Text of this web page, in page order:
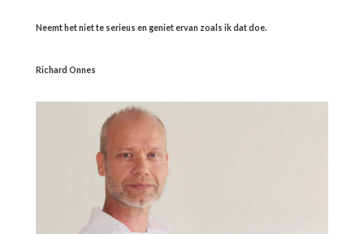
Neemt het niet te serieus en geniet ervan zoals ik dat doe.
Richard Onnes